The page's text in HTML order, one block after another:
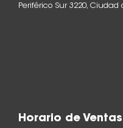
Periférico Sur 3220, Ciudad
Horario de Ventas